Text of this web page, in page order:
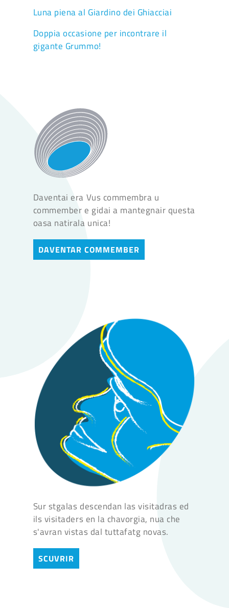
Luna piena al Giardino dei Ghiacciai
Doppia occasione per incontrare il
gigante Grummo!
Daventai era Vus commembra u
commember e gidai a mantegnair questa
oasa natirala unica!
DAVENTAR COMMEMBER
Sur stgalas descendan las visitadras ed
ils visitaders en la chavorgia, nua che
s'avran vistas dal tuttafatg novas.
SCUVRIR